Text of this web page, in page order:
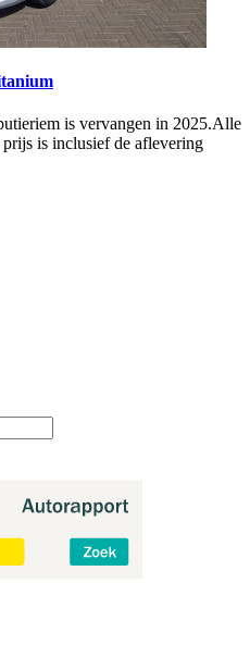
is vervangen in 2025.Alle
is inclusief de aflevering